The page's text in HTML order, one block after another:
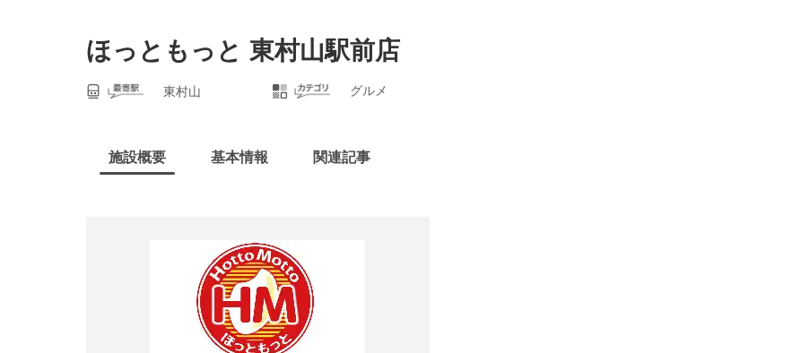
ほっともっと 東村山駅前店
東村山 グルメ
施設概要 基本情報 関連記事